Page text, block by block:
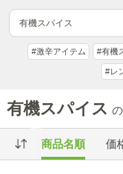
#激辛アイテム #有機
#レ
有機スパイス
商品名順 価